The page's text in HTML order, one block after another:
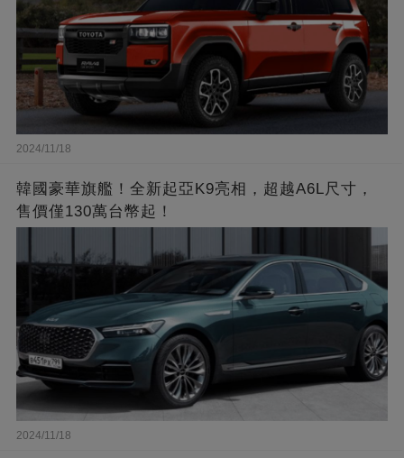
2024/11/18
韓國豪華旗艦！全新起亞K9亮相，超越A6L尺寸，
售價僅130萬台幣起！
2024/11/18